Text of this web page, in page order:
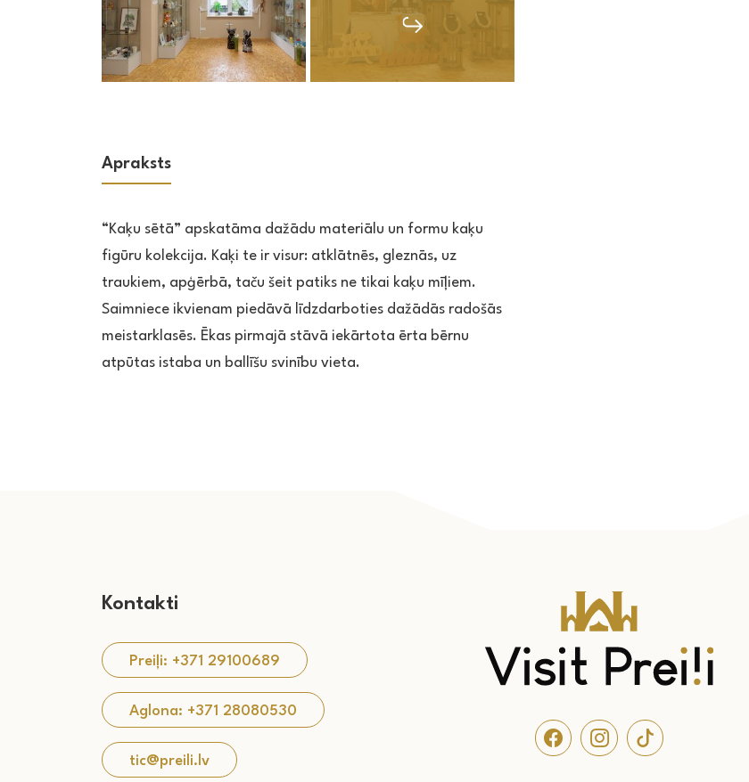
Apraksts
“Kaķu sētā” apskatāma dažādu materiālu un formu kaķu
figūru kolekcija. Kaķi te ir visur: atklātnēs, gleznās, uz
traukiem, apģērbā, taču šeit patiks ne tikai kaķu mīļiem.
Saimniece ikvienam piedāvā līdzdarboties dažādās radošās
meistarklasēs. Ēkas pirmajā stāvā iekārtota ērta bērnu
atpūtas istaba un ballīšu svinību vieta.
Kontakti
Preiļi: +371 29100689
Aglona: +371 28080530
tic@preili.lv